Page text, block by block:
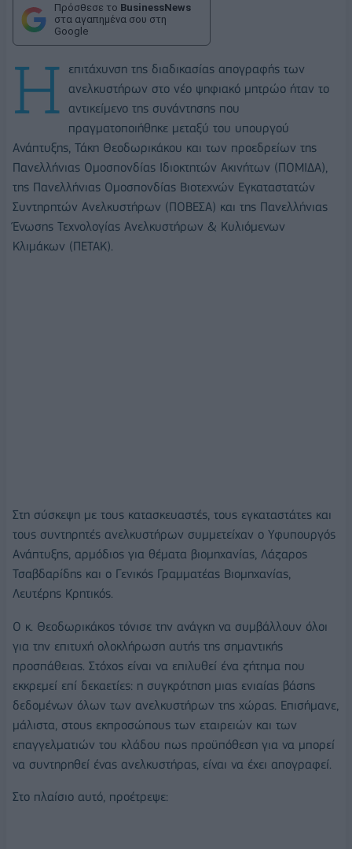
Πρόσθεσε το BusinessNews
στα αγαπημένα σου στη
Google
Η
επιτάχυνση της διαδικασίας απογραφής των
ανελκυστήρων στο νέο ψηφιακό μητρώο ήταν το
αντικείμενο της συνάντησης που
πραγματοποιήθηκε μεταξύ του υπουργού
Ανάπτυξης, Τάκη Θεοδωρικάκου και των προεδρείων της
Πανελλήνιας Ομοσπονδίας Ιδιοκτητών Ακινήτων (ΠΟΜΙΔΑ),
της Πανελλήνιας Ομοσπονδίας Βιοτεχνών Εγκαταστατών
Συντηρητών Ανελκυστήρων (ΠΟΒΕΣΑ) και της Πανελλήνιας
Ένωσης Τεχνολογίας Ανελκυστήρων & Κυλιόμενων
Κλιμάκων (ΠΕΤΑΚ).
Στη σύσκεψη με τους κατασκευαστές, τους εγκαταστάτες και
τους συντηρητές ανελκυστήρων συμμετείχαν ο Υφυπουργός
Ανάπτυξης, αρμόδιος για θέματα βιομηχανίας, Λάζαρος
Τσαβδαρίδης και ο Γενικός Γραμματέας Βιομηχανίας,
Λευτέρης Κρητικός.
Ο κ. Θεοδωρικάκος τόνισε την ανάγκη να συμβάλλουν όλοι
για την επιτυχή ολοκλήρωση αυτής της σημαντικής
προσπάθειας. Στόχος είναι να επιλυθεί ένα ζήτημα που
εκκρεμεί επί δεκαετίες: η συγκρότηση μιας ενιαίας βάσης
δεδομένων όλων των ανελκυστήρων της χώρας. Επισήμανε,
μάλιστα, στους εκπροσώπους των εταιρειών και των
επαγγελματιών του κλάδου πως προϋπόθεση για να μπορεί
να συντηρηθεί ένας ανελκυστήρας, είναι να έχει απογραφεί.
Στο πλαίσιο αυτό, προέτρεψε: